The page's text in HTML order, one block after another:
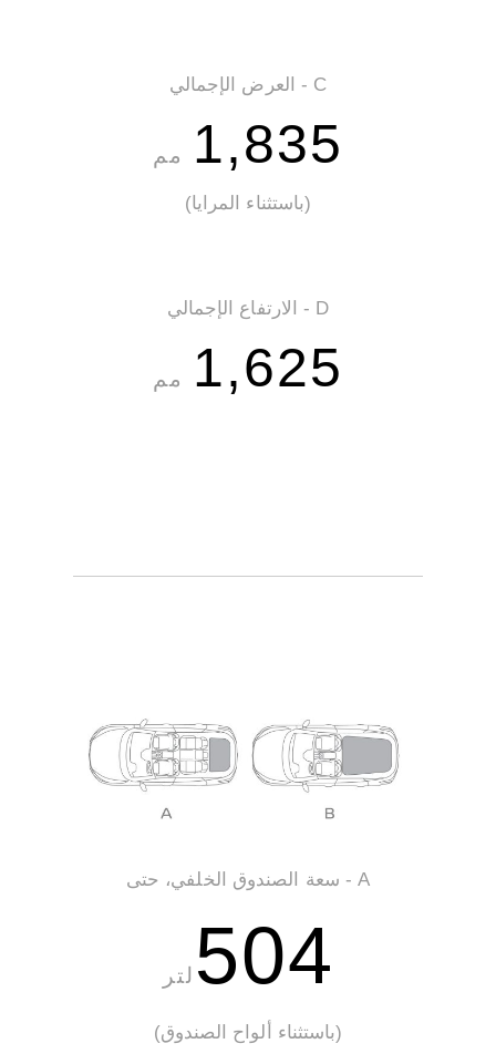
C - العرض الإجمالي
1,835 مم
(باستثناء المرايا)
D - الارتفاع الإجمالي
1,625 مم
A - سعة الصندوق الخلفي، حتى
504 لتر
(باستثناء ألواح الصندوق)